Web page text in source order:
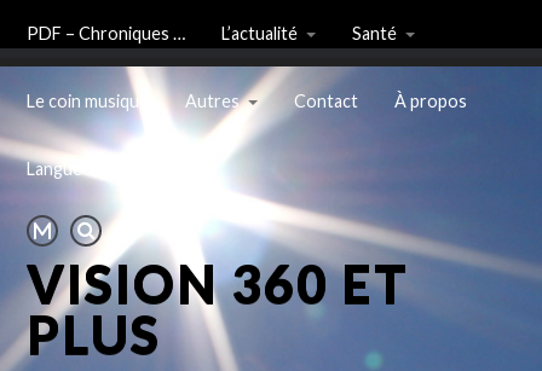
PDF – Chroniques … L’actualité Santé
Le coin musique Autres Contact À propos
Langue
VISION 360 ET
PLUS